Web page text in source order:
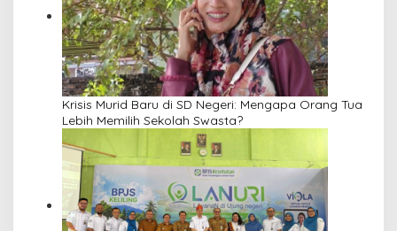
Krisis Murid Baru di SD Negeri: Mengapa Orang Tua
Lebih Memilih Sekolah Swasta?